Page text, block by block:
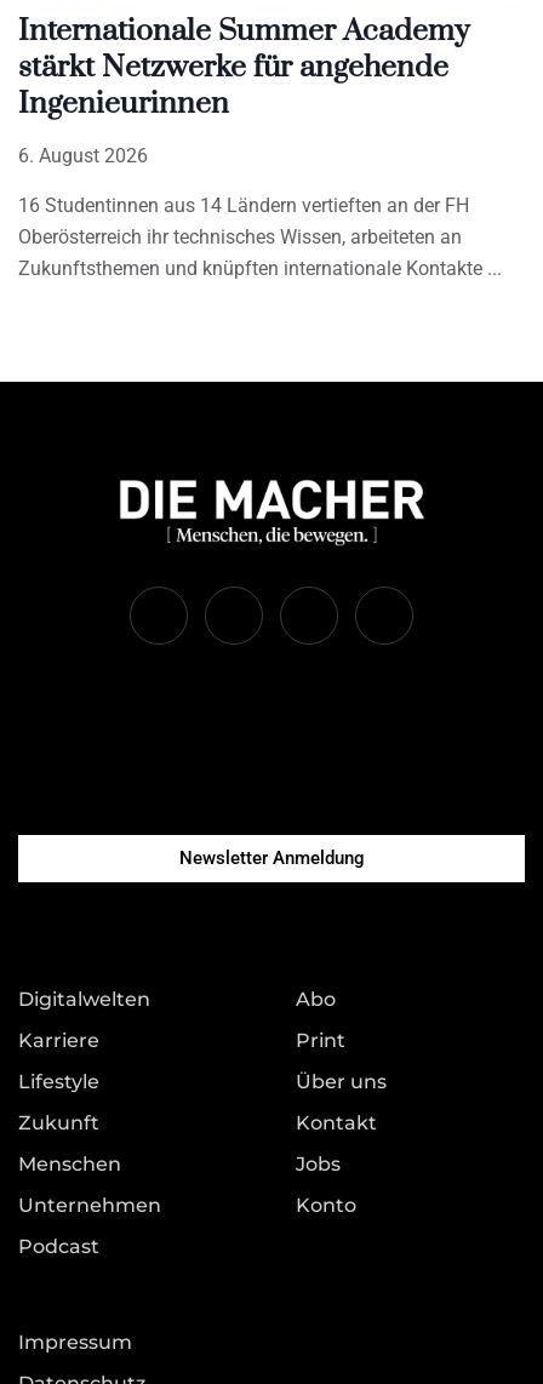
Internationale Summer Academy
stärkt Netzwerke für angehende
Ingenieurinnen
6. August 2026
16 Studentinnen aus 14 Ländern vertieften an der FH
Oberösterreich ihr technisches Wissen, arbeiteten an
Zukunftsthemen und knüpften internationale Kontakte
Newsletter Anmeldung
Digitalwelten
Karriere
Lifestyle
Zukunft
Menschen
Unternehmen
Podcast
Abo
Print
Über uns
Kontakt
Jobs
Konto
Impressum